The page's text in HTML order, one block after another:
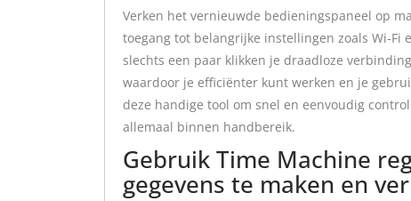
Verken het vernieuwde bedieningspaneel op
toegang tot belangrijke instellingen zoals Wi-
slechts een paar klikken je draadloze
waardoor je efficiënter kunt werken en je
deze handige tool om snel en eenvoudig
allemaal binnen handbereik.
Gebruik Time Machine
gegevens te maken en